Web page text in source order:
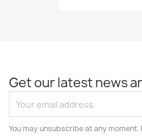
Get our latest news
You may unsubscribe at any